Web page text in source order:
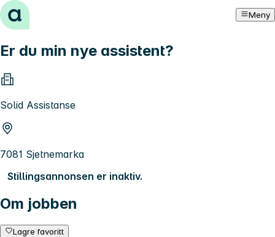
Hopp til innhold Meny
Er du min nye assistent?
Solid Assistanse
7081 Sjetnemarka
Stillingsannonsen er inaktiv.
Om jobben
Lagre favoritt